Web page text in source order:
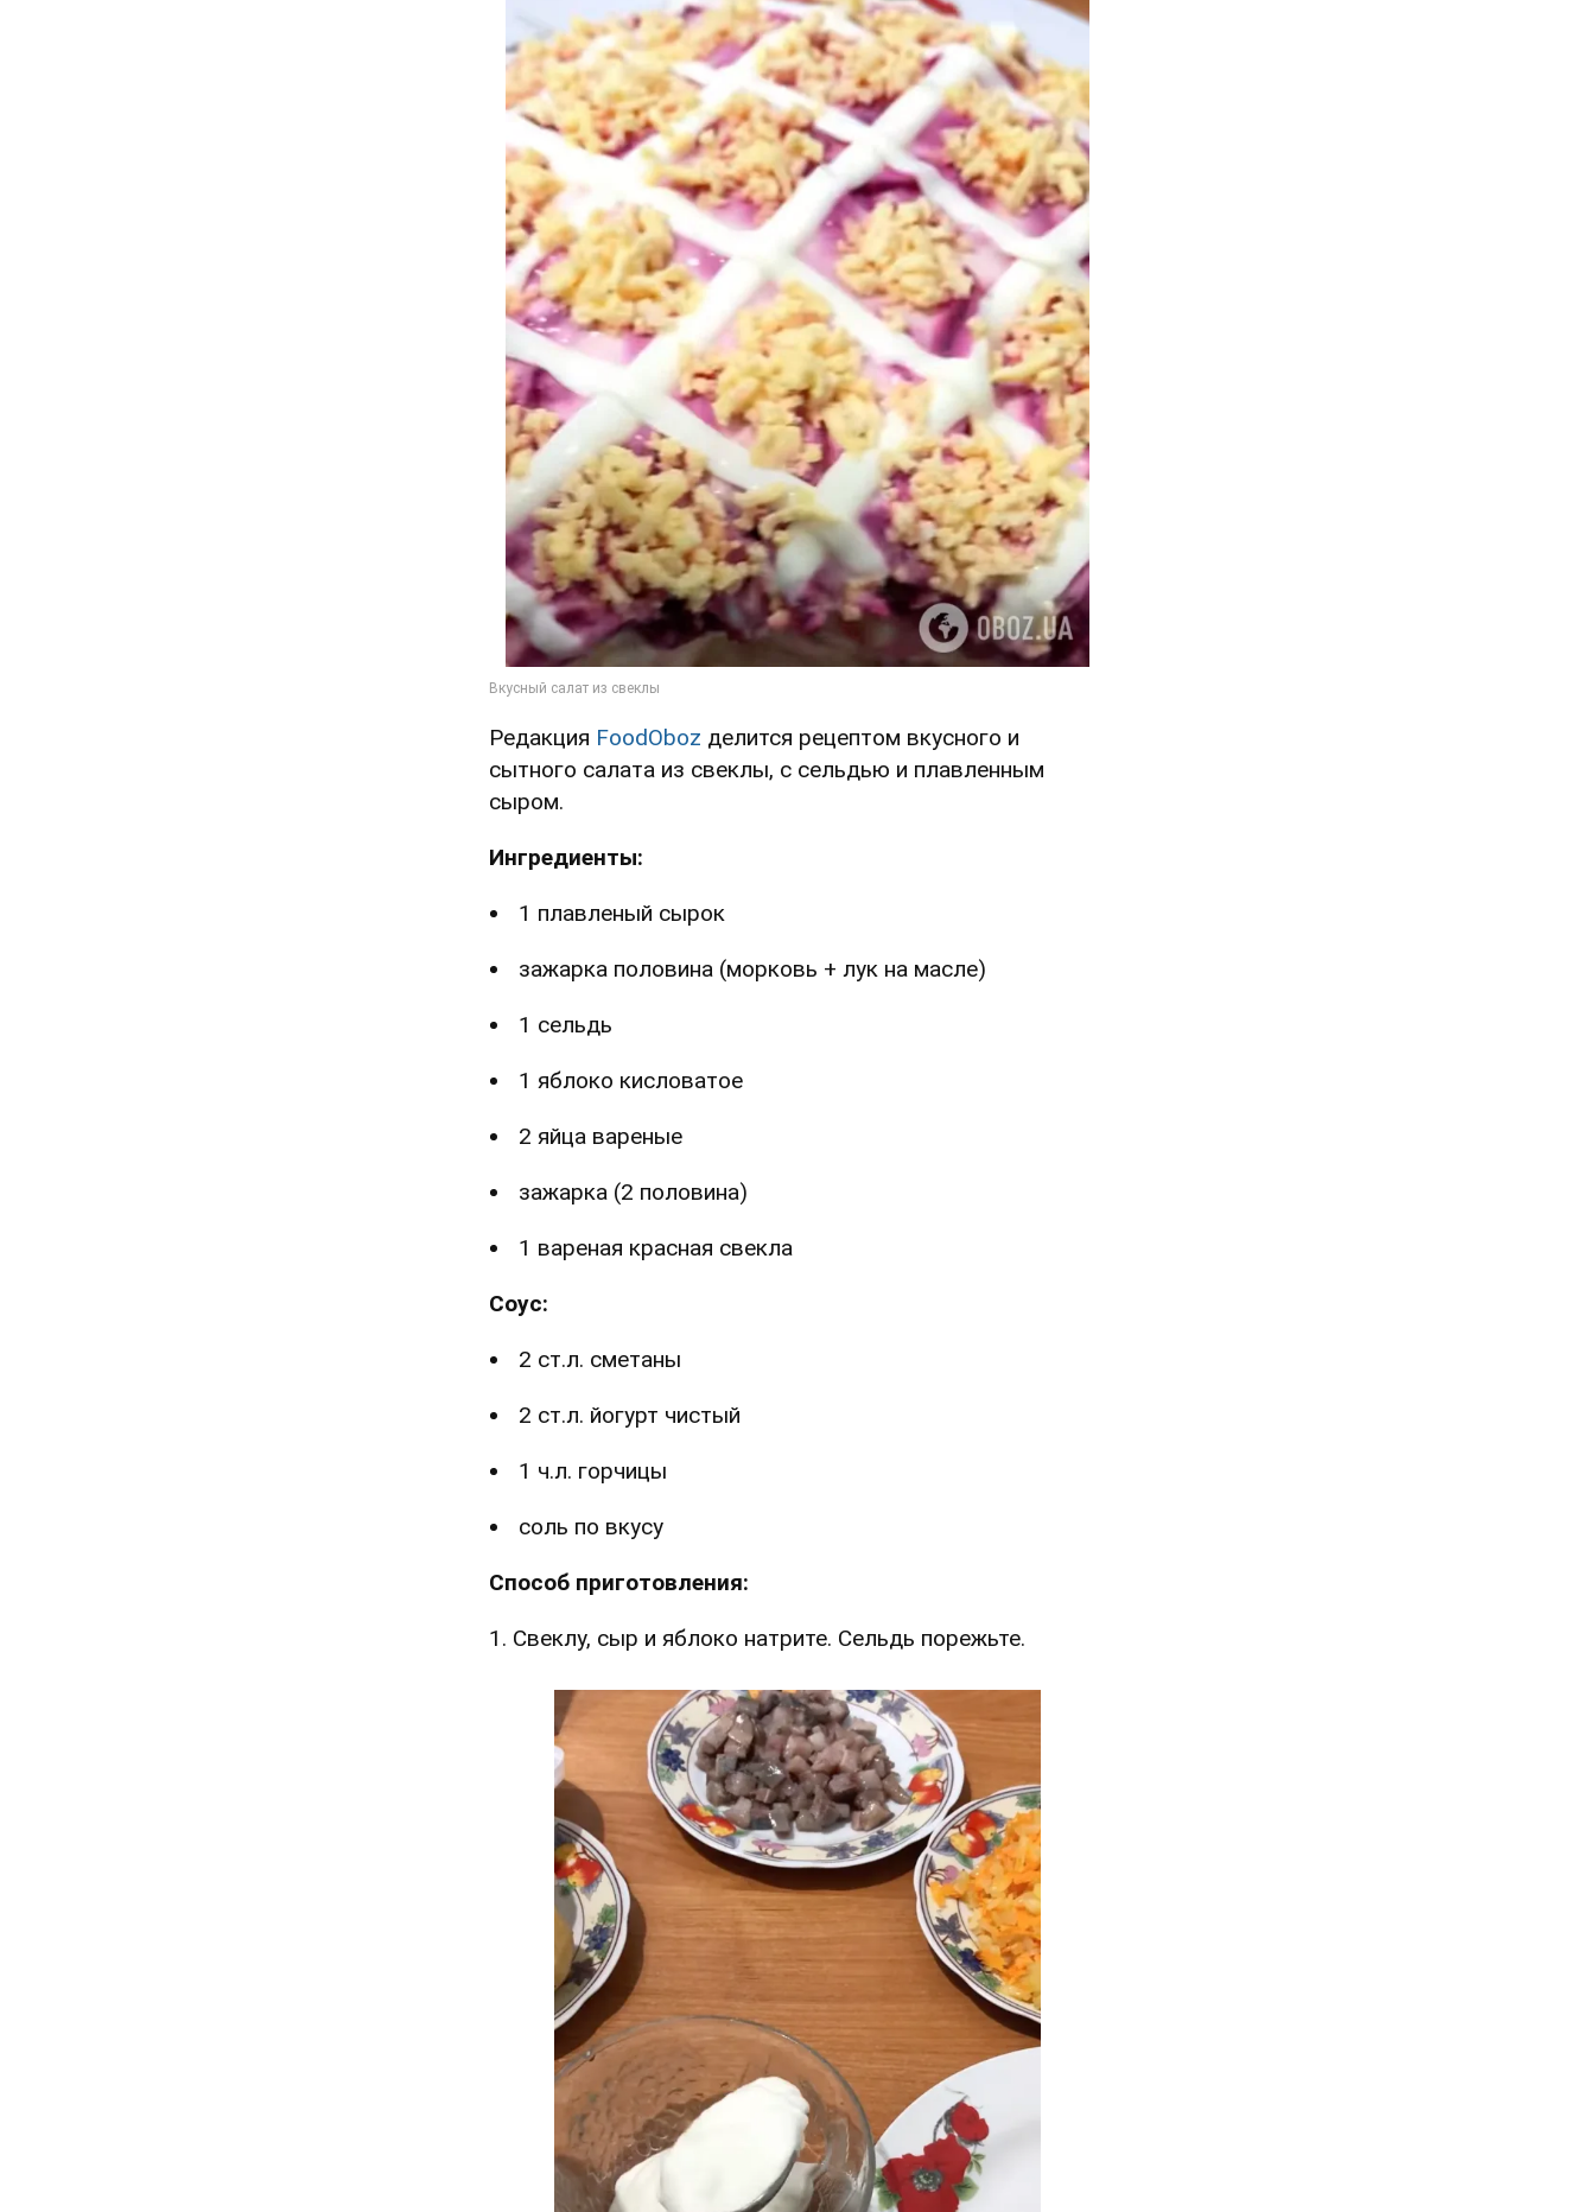
Редакция FoodOboz делится рецептом вкусного и
сытного салата из свеклы, с сельдью и плавленным
сыром.
Ингредиенты:
1 плавленый сырок
зажарка половина (морковь + лук на масле)
1 сельдь
1 яблоко кисловатое
2 яйца вареные
зажарка (2 половина)
1 вареная красная свекла
Соус:
2 ст.л. сметаны
2 ст.л. йогурт чистый
1 ч.л. горчицы
соль по вкусу
Способ приготовления:
1. Свеклу, сыр и яблоко натрите. Сельдь порежьте.